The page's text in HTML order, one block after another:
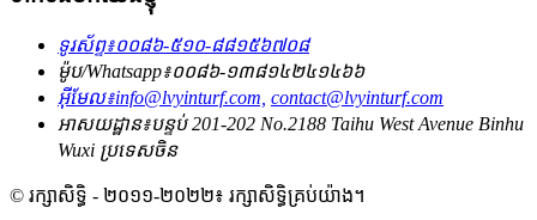
ទូរស័ព្ទ៖០០៨៦-៥១០-៨៨១៥៦៧០៨
ម៉ូប/Whatsapp៖០០៨៦-១៣៨១៤២៤១៤៦៦
អ៊ីមែល៖info@lvyinturf.com, contact@lvyinturf.com
អាសយដ្ឋាន៖បន្ទប់ 201-202 No.2188 Taihu West Avenue Binhu
Wuxi ប្រទេសចិន
© រក្សាសិទ្ធិ - ២០១១-២០២២៖ រក្សាសិទ្ធិគ្រប់យ៉ាង។